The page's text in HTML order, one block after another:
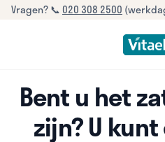
Vragen? 📞 020 308 2500
Bent u het
zijn? U